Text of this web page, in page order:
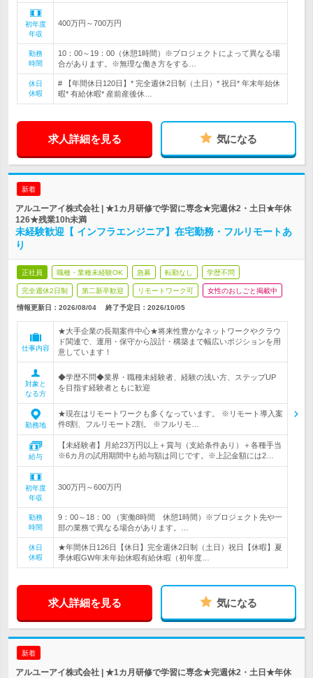
初年度
年収
400万円～700万円
勤務
時間
10：00～19：00（休憩1時間）※プロジェクトによって異なる場
合があります。※無理な働き方をする…
休日
休暇
# 【年間休日120日】* 完全週休2日制（土日）* 祝日* 年末年始休
暇* 有給休暇* 産前産後休…
求人詳細を見る 気になる
新着
アルユーアイ株式会社 | ★1カ月研修で学習に専念★完週休2・土日★年休
126★残業10h未満
未経験歓迎【 インフラエンジニア】在宅勤務・フルリモートあ
り
正社員 職種・業種未経験OK 急募 転勤なし 学歴不問
完全週休2日制 第二新卒歓迎 リモートワーク可 女性のおしごと掲載中
情報更新日：2026/08/04 終了予定日： 2026/10/05
仕事内容
★大手企業の長期案件中心★将来性豊かなネットワークやクラウ
ド関連で、運用・保守から設計・構築まで幅広いポジションを用
意しています！
対象と
なる方
◆学歴不問◆業界・職種未経験者、経験の浅い方、ステップUP
を目指す経験者ともに歓迎
勤務地
★現在はリモートワークも多くなっています。 ※リモート導入案
件8割、フルリモート2割。 ※フルリモ…
給与
【未経験者】月給23万円以上＋賞与（支給条件あり）＋各種手当
※6カ月の試用期間中も給与額は同じです。※上記金額には2…
初年度
年収
300万円～600万円
勤務
時間
9：00～18：00 （実働8時間 休憩1時間）※プロジェクト先や一
部の業務で異なる場合があります。…
休日
休暇
★年間休日126日【休日】完全週休2日制（土日）祝日【休暇】夏
季休暇GW年末年始休暇有給休暇（初年度…
求人詳細を見る 気になる
新着
アルユーアイ株式会社 | ★1カ月研修で学習に専念★完週休2・土日★年休